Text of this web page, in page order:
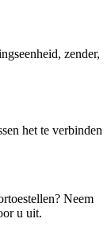
zender,
het te verbinden
Neem
u uit.